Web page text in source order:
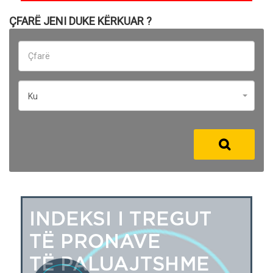
ÇFARË JENI DUKE KËRKUAR ?
Ku